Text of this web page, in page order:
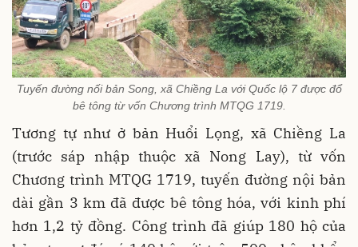
Tuyến đường nối bản Song, xã Chiềng La với Quốc lộ 7 được đổ
bê tông từ vốn Chương trình MTQG 1719.
Tương tự như ở bản Huổi Lọng, xã Chiềng La
(trước sáp nhập thuộc xã Nong Lay), từ vốn
Chương trình MTQG 1719, tuyến đường nội bản
dài gần 3 km đã được bê tông hóa, với kinh phí
hơn 1,2 tỷ đồng. Công trình đã giúp 180 hộ của